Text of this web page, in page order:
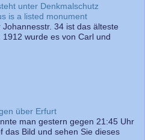
unter Denkmalschutz
is a listed monument
34 ist das älteste
wurde es von Carl und
über Erfurt
man gestern gegen 21:45 Uhr
das Bild und sehen Sie dieses